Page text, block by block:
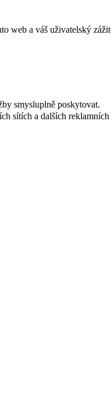
web a váš uživatelský
smysluplně poskytovat.
sítích a dalších reklamních